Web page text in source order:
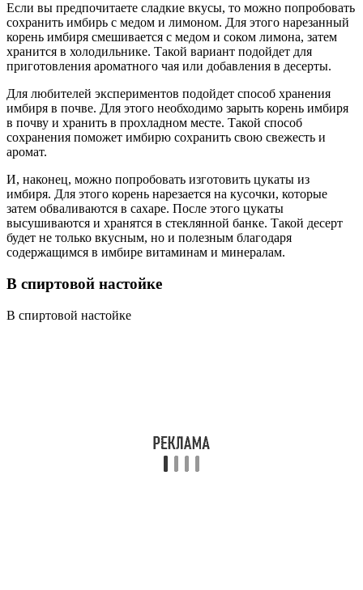
Если вы предпочитаете сладкие вкусы, то можно попробовать
сохранить имбирь с медом и лимоном. Для этого нарезанный
корень имбиря смешивается с медом и соком лимона, затем
хранится в холодильнике. Такой вариант подойдет для
приготовления ароматного чая или добавления в десерты.
Для любителей экспериментов подойдет способ хранения
имбиря в почве. Для этого необходимо зарыть корень имбиря
в почву и хранить в прохладном месте. Такой способ
сохранения поможет имбирю сохранить свою свежесть и
аромат.
И, наконец, можно попробовать изготовить цукаты из
имбиря. Для этого корень нарезается на кусочки, которые
затем обваливаются в сахаре. После этого цукаты
высушиваются и хранятся в стеклянной банке. Такой десерт
будет не только вкусным, но и полезным благодаря
содержащимся в имбире витаминам и минералам.
В спиртовой настойке
В спиртовой настойке